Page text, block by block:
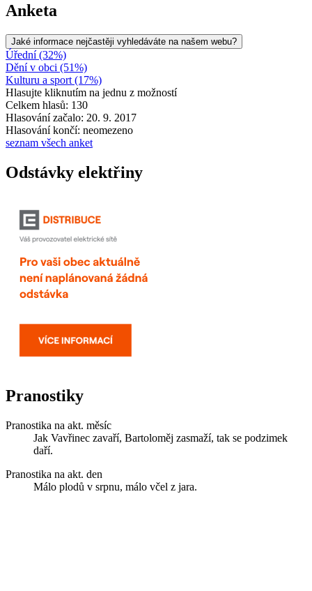
Anketa
Jaké informace nejčastěji vyhledáváte na našem webu?
Úřední (32%)
Dění v obci (51%)
Kulturu a sport (17%)
Hlasujte kliknutím na jednu z možností
Celkem hlasů: 130
Hlasování začalo: 20. 9. 2017
Hlasování končí: neomezeno
seznam všech anket
Odstávky elektřiny
Pranostiky
Pranostika na akt. měsíc
Jak Vavřinec zavaří, Bartoloměj zasmaží, tak se podzimek
daří.
Pranostika na akt. den
Málo plodů v srpnu, málo včel z jara.